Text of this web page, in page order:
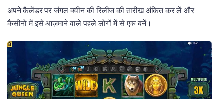
अपने कैलेंडर पर जंगल क्वीन की रिलीज की तारीख अंकित कर लें और
कैसीनो में इसे आज़माने वाले पहले लोगों में से एक बनें।